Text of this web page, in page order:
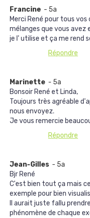
Francine - 5a
Merci René pour tous
mélanges que vous avez
je l' utilise et ça me rend
Répondre
Marinette - 5a
Bonsoir René et Linda,
Toujours très agréable
nous envoyez.
Je vous remercie
Répondre
Jean-Gilles - 5a
Bjr René
C'est bien tout ça mais
exemple pour bien
Il aurait juste fallu
phénomène de chaque